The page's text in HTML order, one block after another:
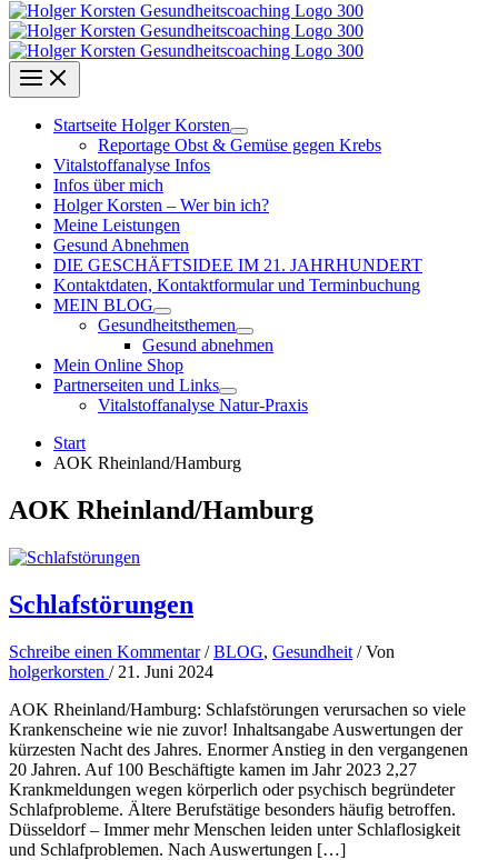
Startseite Holger Korsten
Reportage Obst & Gemüse gegen Krebs
Vitalstoffanalyse Infos
Infos über mich
Holger Korsten – Wer bin ich?
Meine Leistungen
Gesund Abnehmen
DIE GESCHÄFTSIDEE IM 21. JAHRHUNDERT
Kontaktdaten, Kontaktformular und Terminbuchung
MEIN BLOG
Gesundheitsthemen
Gesund abnehmen
Mein Online Shop
Partnerseiten und Links
Vitalstoffanalyse Natur-Praxis
Start
AOK Rheinland/Hamburg
AOK Rheinland/Hamburg
Schlafstörungen
Schreibe einen Kommentar /BLOG, Gesundheit / Von
holgerkorsten / 21. Juni 2024
AOK Rheinland/Hamburg: Schlafstörungen verursachen so viele
Krankenscheine wie nie zuvor! Inhaltsangabe Auswertungen der
kürzesten Nacht des Jahres. Enormer Anstieg in den vergangenen
20 Jahren. Auf 100 Beschäftigte kamen im Jahr 2023 2,27
Krankmeldungen wegen körperlich oder psychisch begründeter
Schlafprobleme. Ältere Berufstätige besonders häufig betroffen.
Düsseldorf – Immer mehr Menschen leiden unter Schlaflosigkeit
und Schlafproblemen. Nach Auswertungen […]